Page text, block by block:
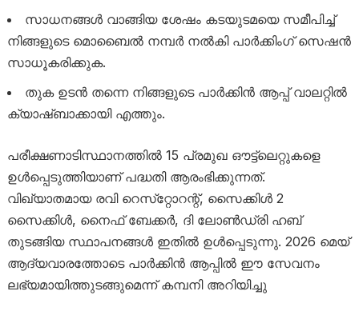
സാധനങ്ങൾ വാങ്ങിയ ശേഷം കടയുടമയെ സമീപിച്ച്
നിങ്ങളുടെ മൊബൈൽ നമ്പർ നൽകി പാർക്കിംഗ് സെഷൻ
സാധൂകരിക്കുക.
തുക ഉടൻ തന്നെ നിങ്ങളുടെ പാർക്കിൻ ആപ്പ് വാലറ്റിൽ
ക്യാഷ്ബാക്കായി എത്തും.
പരീക്ഷണാടിസ്ഥാനത്തിൽ 15 പ്രമുഖ ഔട്ട്‌ലെറ്റുകളെ
ഉൾപ്പെടുത്തിയാണ് പദ്ധതി ആരംഭിക്കുന്നത്.
വിഖ്യാതമായ രവി റെസ്‌റ്റോറന്റ്, സൈക്കിൾ 2
സൈക്കിൾ, നൈഫ് ബേക്കർ, ദി ലോൺഡ്രി ഹബ്
തുടങ്ങിയ സ്ഥാപനങ്ങൾ ഇതിൽ ഉൾപ്പെടുന്നു. 2026 മെയ്
ആദ്യവാരത്തോടെ പാർക്കിൻ ആപ്പിൽ ഈ സേവനം
ലഭ്യമായിത്തുടങ്ങുമെന്ന് കമ്പനി അറിയിച്ചു